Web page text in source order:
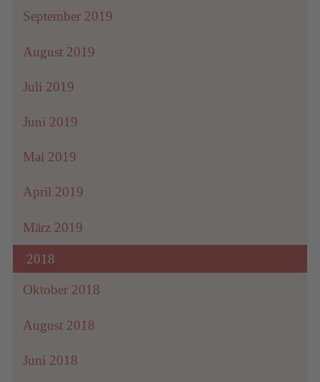
September 2019
August 2019
Juli 2019
Juni 2019
Mai 2019
April 2019
März 2019
2018
Oktober 2018
August 2018
Juni 2018